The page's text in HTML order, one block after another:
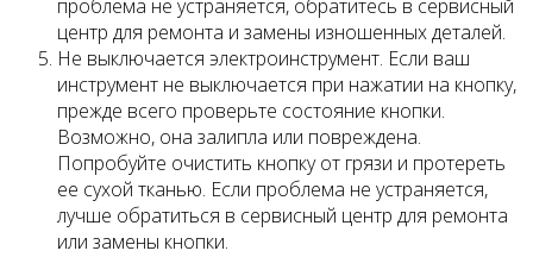
проблема не устраняется, обратитесь в сервисный
центр для ремонта и замены изношенных деталей.
Не выключается электроинструмент. Если ваш
инструмент не выключается при нажатии на кнопку,
прежде всего проверьте состояние кнопки.
Возможно, она залипла или повреждена.
Попробуйте очистить кнопку от грязи и протереть
ее сухой тканью. Если проблема не устраняется,
лучше обратиться в сервисный центр для ремонта
или замены кнопки.